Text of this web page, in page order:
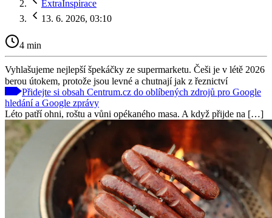
ExtraInspirace
13. 6. 2026, 03:10
4 min
Vyhlašujeme nejlepší špekáčky ze supermarketu. Češi je v létě 2026
berou útokem, protože jsou levné a chutnají jak z řeznictví
Přidejte si obsah Centrum.cz do oblíbených zdrojů pro Google
hledání a Google zprávy
Léto patří ohni, roštu a vůni opékaného masa. A když přijde na […]